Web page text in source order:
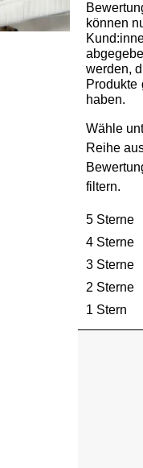
können
werden,
Produkte
haben.
Wähle
Reihe
filtern.
5 Sterne
4 Sterne
3 Sterne
2 Sterne
1 Stern